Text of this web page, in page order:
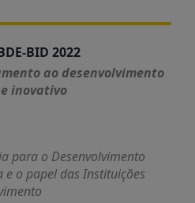
BID 2022
ao desenvolvimento
inovativo
para o Desenvolvimento
e o papel das Instituições